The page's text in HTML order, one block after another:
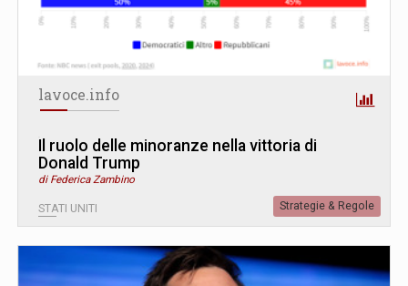
lavoce.info
Il ruolo delle minoranze nella vittoria di
Donald Trump
di Federica Zambino
STATI UNITI Strategie & Regole